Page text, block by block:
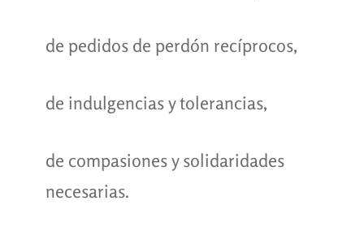
de pedidos de perdón recíprocos,
de indulgencias y tolerancias,
de compasiones y solidaridades
necesarias.